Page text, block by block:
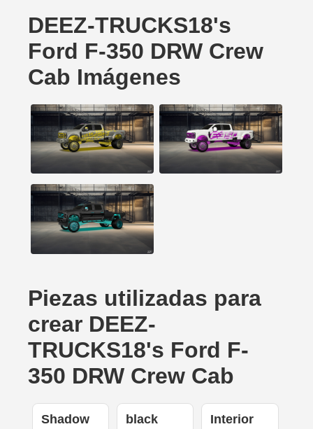
DEEZ-TRUCKS18's
Ford F-350 DRW Crew
Cab Imágenes
Piezas utilizadas para
crear DEEZ-
TRUCKS18's Ford F-
350 DRW Crew Cab
Shadow black Interior